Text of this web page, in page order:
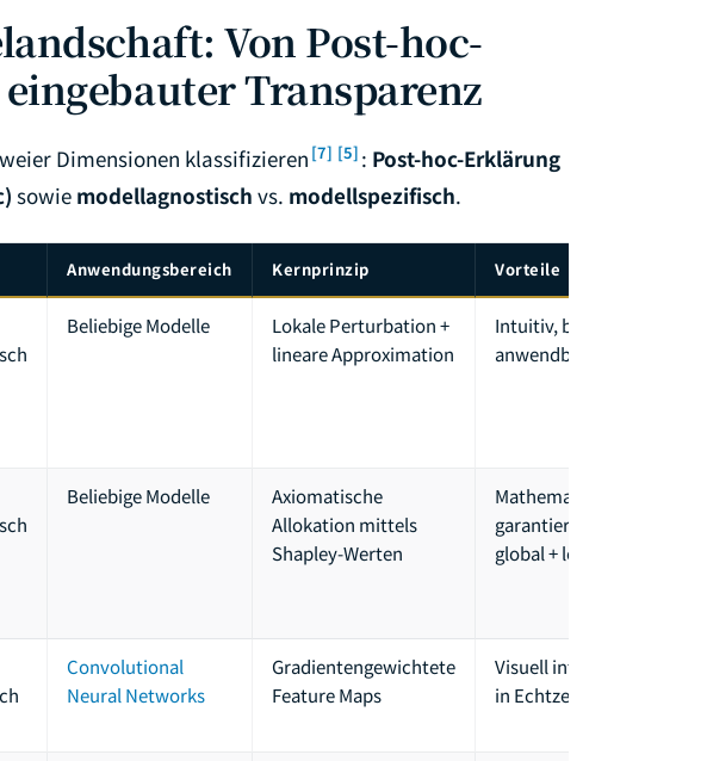
Von Post-hoc-
Transparenz
Dimensionen klassifizieren [7] [5] : Post-hoc-Erklärung
sowie modellagnostisch vs. modellspezifisch.
Anwendungsbereich Kernprinzip Vorteile
Beliebige Modelle
Lokale Perturbation +
lineare Approximation
Intuitiv, breit
anwendbar
Beliebige Modelle
Axiomatische
Allokation mittels
Shapley-Werten
Mathematisch
garantiert,
global + lokal
Convolutional
Neural Networks
Gradientengewichtete
Feature Maps
Visuell intuitiv,
in Echtzeit